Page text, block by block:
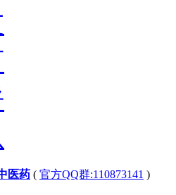
医药 ( 官方QQ群:110873141 )